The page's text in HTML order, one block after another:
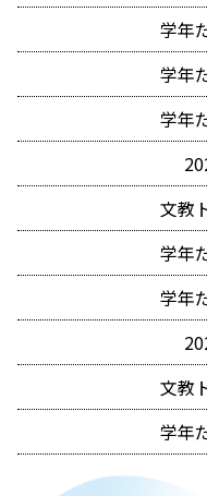
学年
学年
学年
文教
学年
学年
文教
学年